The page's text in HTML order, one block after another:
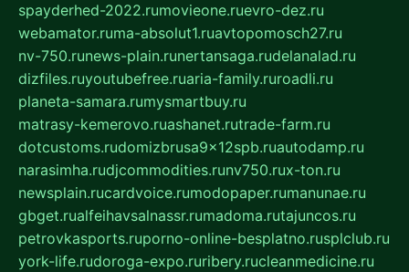
spayderhed-2022.rumovieone.ruevro-dez.ru
webamator.ruma-absolut1.ruavtopomosch27.ru
nv-750.runews-plain.runertansaga.rudelanalad.ru
dizfiles.ruyoutubefree.ruaria-family.ruroadli.ru
planeta-samara.rumysmartbuy.ru
matrasy-kemerovo.ruashanet.rutrade-farm.ru
dotcustoms.rudomizbrusa9x12spb.ruautodamp.ru
narasimha.rudjcommodities.runv750.rux-ton.ru
newsplain.rucardvoice.rumodopaper.rumanunae.ru
gbget.rualfeihavsalnassr.rumadoma.rutajuncos.ru
petrovkasports.ruporno-online-besplatno.rusplclub.ru
york-life.rudoroga-expo.ruribery.rucleanmedicine.ru